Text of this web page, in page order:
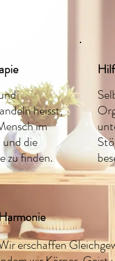
heisst,
im
die
zu finden.
erschaffen